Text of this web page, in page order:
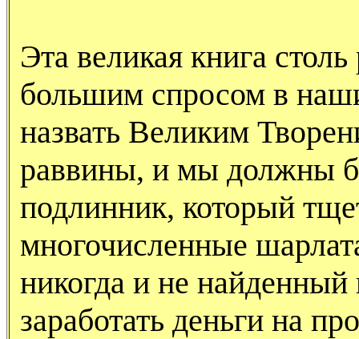
Эта великая книга
большим спросом в
назвать Великим
раввины, и мы должны
подлинник, который
многочисленные
никогда и не
заработать деньги на